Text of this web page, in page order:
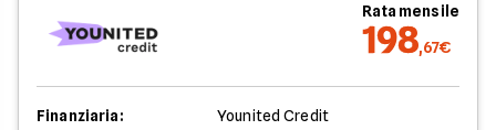
Rata mensile
198,67€
Finanziaria:
Younited Credit